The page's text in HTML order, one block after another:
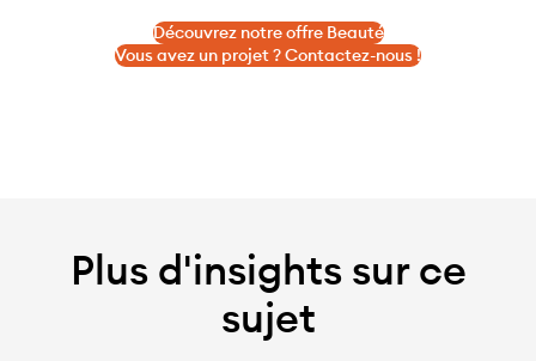
Découvrez notre offre Beauté
Vous avez un projet ? Contactez-nous !
Plus d'insights sur ce
sujet